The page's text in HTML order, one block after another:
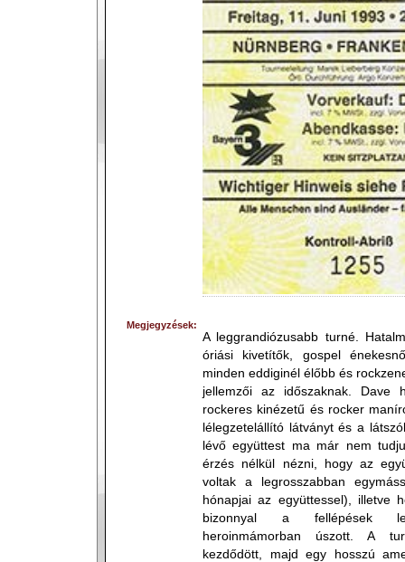
Megjegyzések:
A leggrandiózusabb turné.
óriási kivetítők, gospel
minden eddiginél élőbb és
jellemzői az időszaknak. Dave
rockeres kinézetű és rocker
lélegzetelállító látványt és a
lévő együttest ma már nem
érzés nélkül nézni, hogy az
voltak a legrosszabban
hónapjai az együttessel), illetve
bizonnyal a fellépések
heroinmámorban úszott. A
kezdődött, majd egy hosszú